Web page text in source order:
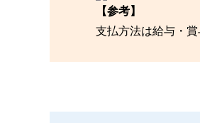
【参考】
支払方法は給与・